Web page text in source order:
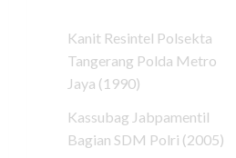
Kanit Resintel Polsekta
Tangerang Polda Metro
Jaya (1990)
Kassubag Jabpamentil
Bagian SDM Polri (2005)